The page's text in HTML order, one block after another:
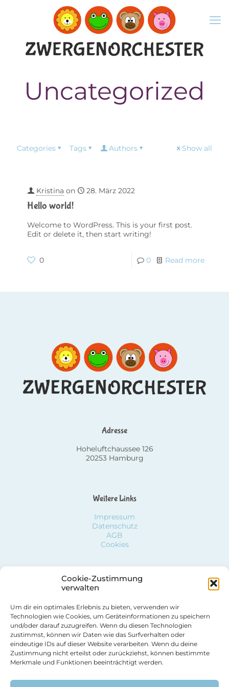
Cookie-Zustimmung
verwalten
Um dir ein optimales Erlebnis zu bieten, verwenden wir
Technologien wie Cookies, um Geräteinformationen zu speichern
und/oder darauf zuzugreifen. Wenn du diesen Technologien
zustimmst, können wir Daten wie das Surfverhalten oder
eindeutige IDs auf dieser Website verarbeiten. Wenn du deine
Zustimmung nicht erteilst oder zurückziehst, können bestimmte
Merkmale und Funktionen beeinträchtigt werden.
Uncategorized
Categories Tags Authors Show all
Kristina on 28. März 2022
Hello world!
Welcome to WordPress. This is your first post.
Edit or delete it, then start writing!
0 0 Read more
Adresse
Hoheluftchaussee 126
20253 Hamburg
Weitere Links
Impressum
Datenschutz
AGB
Cookies
Social Media
Facebook
Youtube
Instagram